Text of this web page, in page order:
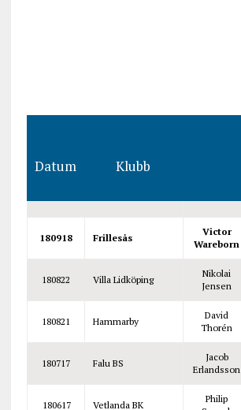
Datum Klubb
180918 Frillesås
Victor
Wareborn
180822 Villa Lidköping
Nikolai
Jensen
180821 Hammarby
David
Thorén
180717 Falu BS
Jacob
Erlandsson
180617 Vetlanda BK
Philip